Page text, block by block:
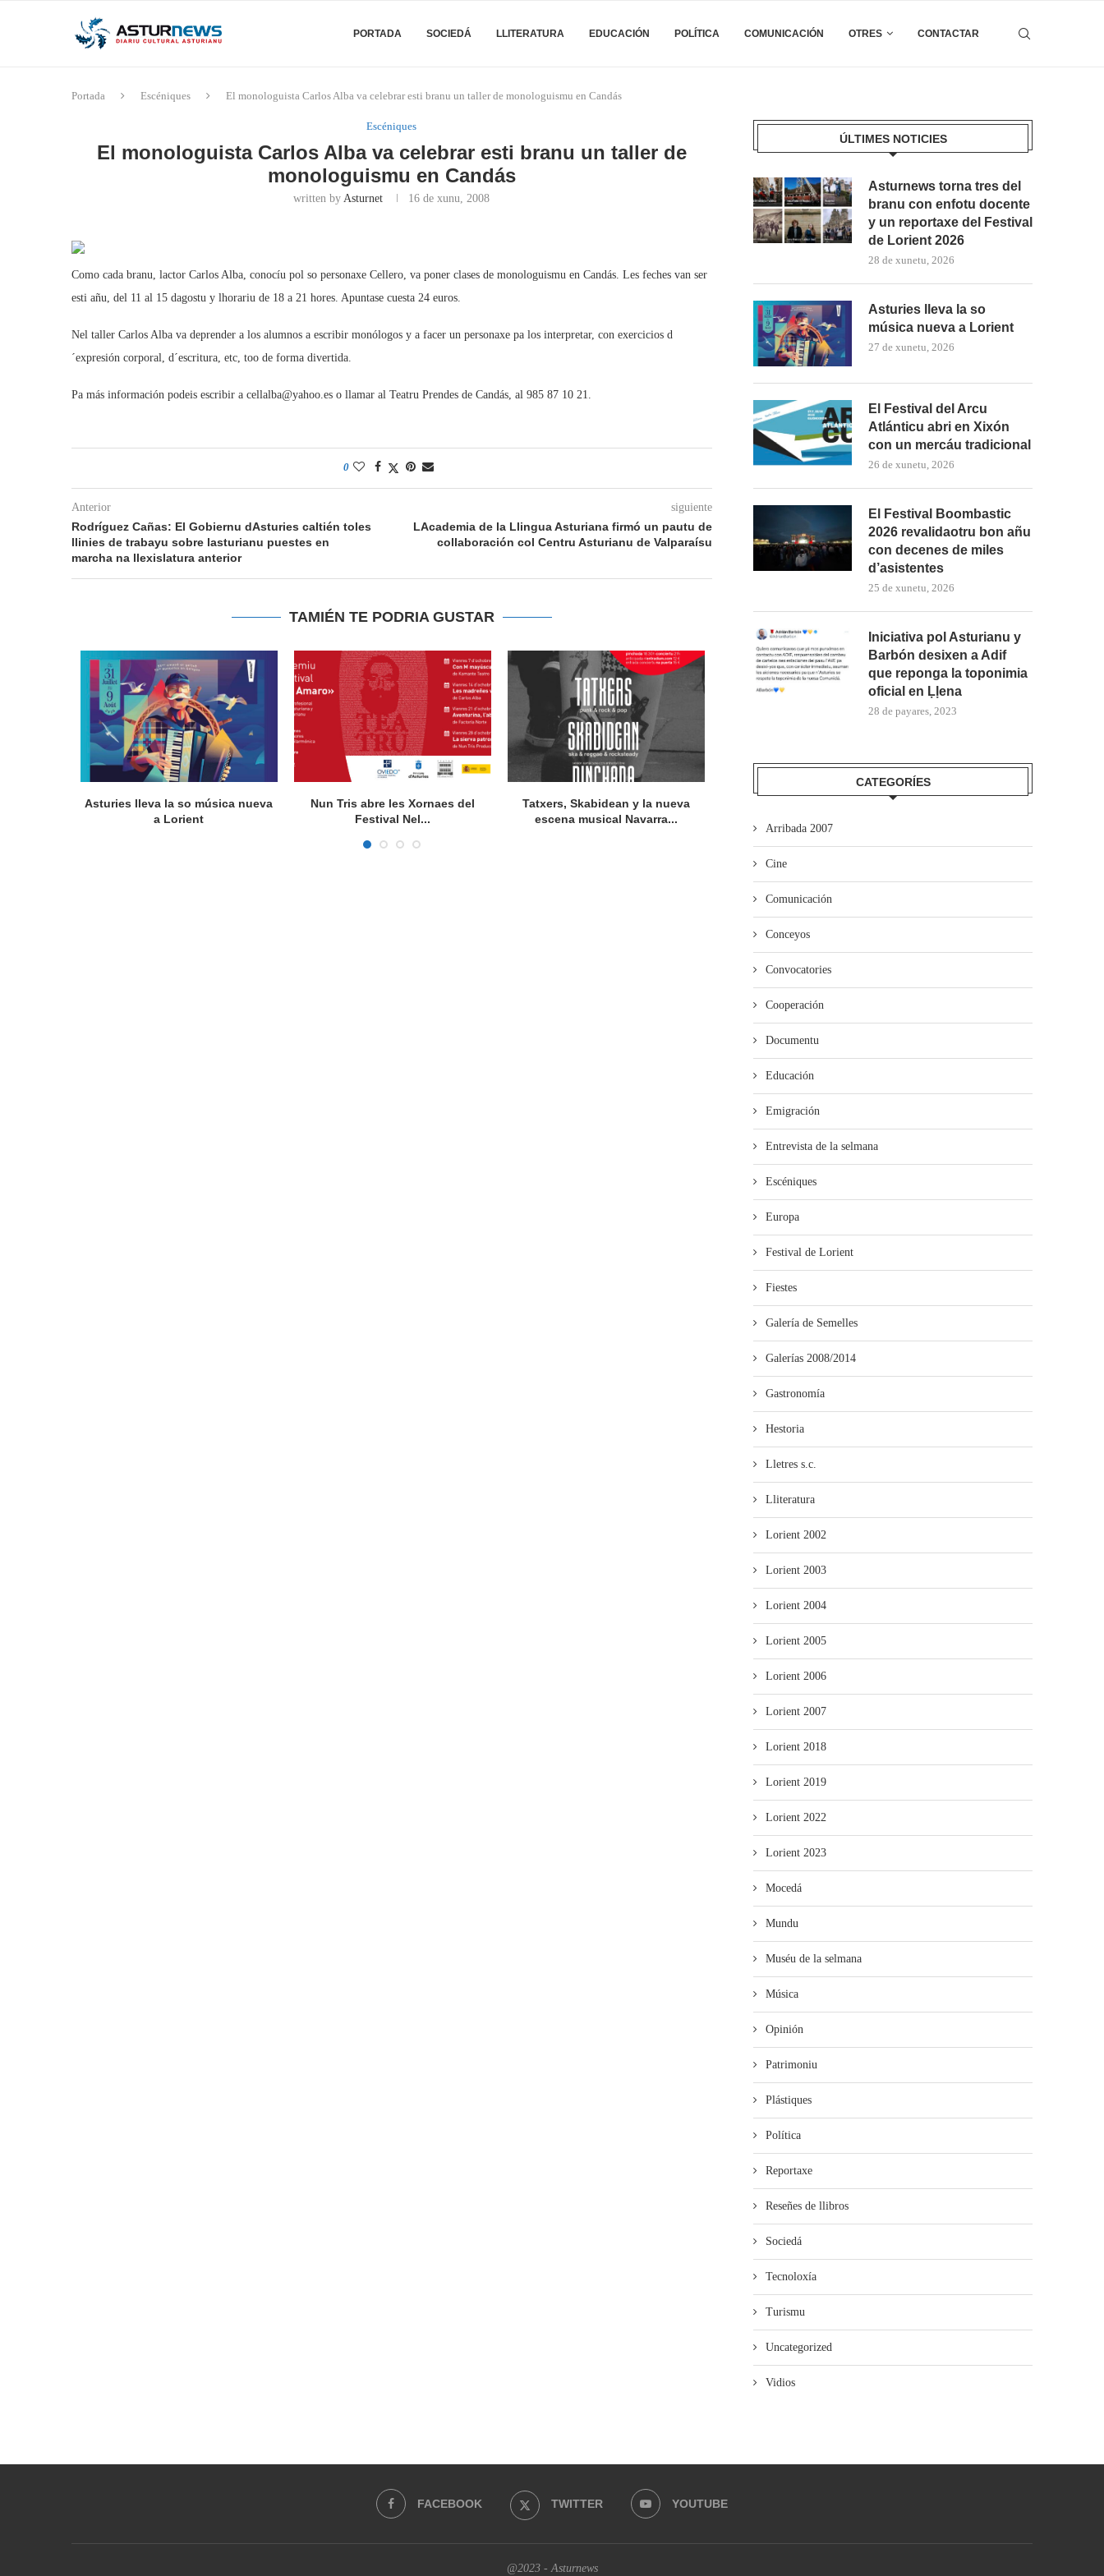
PORTADA SOCIEDÁ LLITERATURA EDUCACIÓN POLÍTICA COMUNICACIÓN OTRES CONTACTAR
Portada Escéniques El monologuista Carlos Alba va celebrar esti branu un taller de monologuismu en Candás
Escéniques
El monologuista Carlos Alba va celebrar esti branu un taller de
monologuismu en Candás
written byAsturnet 16 de xunu, 2008
Como cada branu, lactor Carlos Alba, conocíu pol so personaxe Cellero, va poner clases de monologuismu en Candás. Les feches van ser
esti añu, del 11 al 15 dagostu y lhorariu de 18 a 21 hores. Apuntase cuesta 24 euros.
Nel taller Carlos Alba va deprender a los alumnos a escribir monólogos y a facer un personaxe pa los interpretar, con exercicios d
´expresión corporal, d´escritura, etc, too de forma divertida.
Pa más información podeis escribir a cellalba@yahoo.es o llamar al Teatru Prendes de Candás, al 985 87 10 21.
0
Anterior
Rodríguez Cañas: El Gobiernu dAsturies caltién toles
llinies de trabayu sobre lasturianu puestes en
marcha na llexislatura anterior
siguiente
LAcademia de la Llingua Asturiana firmó un pautu de
collaboración col Centru Asturianu de Valparaísu
TAMIÉN TE PODRIA GUSTAR
Asturies lleva la so música nueva
a Lorient
Nun Tris abre les Xornaes del
Festival Nel...
Tatxers, Skabidean y la nueva
escena musical Navarra...
El Grupu de Teatro San Félix de
ÚLTIMES NOTICIES
Asturnews torna tres del
branu con enfotu docente
y un reportaxe del Festival
de Lorient 2026
28 de xunetu, 2026
Asturies lleva la so
música nueva a Lorient
27 de xunetu, 2026
El Festival del Arcu
Atlánticu abri en Xixón
con un mercáu tradicional
26 de xunetu, 2026
El Festival Boombastic
2026 revalidaotru bon añu
con decenes de miles
d’asistentes
25 de xunetu, 2026
Iniciativa pol Asturianu y
Barbón desixen a Adif
que reponga la toponimia
oficial en Ḷḷena
28 de payares, 2023
CATEGORÍES
Arribada 2007
Cine
Comunicación
Conceyos
Convocatories
Cooperación
Documentu
Educación
Emigración
Entrevista de la selmana
Escéniques
Europa
Festival de Lorient
Fiestes
Galería de Semelles
Galerías 2008/2014
Gastronomía
Hestoria
Lletres s.c.
Lliteratura
Lorient 2002
Lorient 2003
Lorient 2004
Lorient 2005
Lorient 2006
Lorient 2007
Lorient 2018
Lorient 2019
Lorient 2022
Lorient 2023
Mocedá
Mundu
Muséu de la selmana
Música
Opinión
Patrimoniu
Plástiques
Política
Reportaxe
Reseñes de llibros
Sociedá
Tecnoloxía
Turismu
Uncategorized
Vidios
FACEBOOK TWITTER YOUTUBE
@2023 - Asturnews